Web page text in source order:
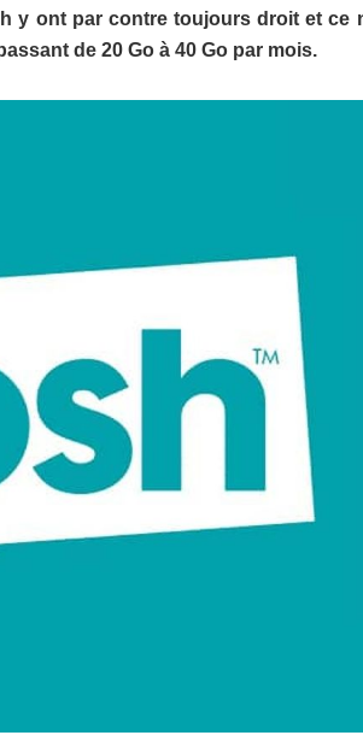
y ont par contre toujours droit et ce
de 20 Go à 40 Go par mois.